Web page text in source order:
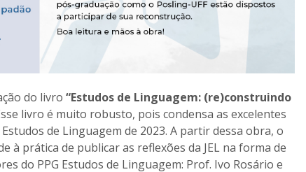
do livro“Estudos de Linguagem: (re)construindo
livro é muito robusto, pois condensa as excelentes
de Linguagem de 2023. A partir dessa obra, o
à prática de publicar as reflexões da JEL na forma de
do PPG Estudos de Linguagem: Prof. Ivo Rosário e